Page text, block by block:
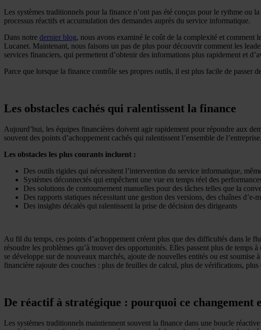
Les systèmes traditionnels pour la finance n’ont pas été conçus pour le rythme ou
processus réactifs et accumulation des demandes auprès du service informatique.
Dans notre dernier blog, nous avons examiné le coût de la complexité et comment
Lucanet. Maintenant, nous faisons un pas de plus pour découvrir comment les
services financiers, qui permettent d’obtenir des informations plus rapidement et
Parce que lorsque la finance contrôle ses propres outils, il est plus facile de passer
Les obstacles cachés qui ralentissent la finance
Aujourd’hui, les équipes financières doivent agir rapidement pour répondre aux
souvent des points d’achoppement cachés qui ralentissent l’ensemble de l’entreprise.
Les obstacles les plus courants incluent :
Des outils rigides qui nécessitent l’intervention du service informatique,
Systèmes déconnectés qui empêchent une vue en temps réel des
Des solutions de contournement manuelles pour des tâches telles que la
Des rapports statiques nécessitant une gestion des versions, des chaînes d’e-
Des insights décalés qui ralentissent la prise de décision des dirigeants
Au fil du temps, ces points d’achoppement créent plus que des difficultés dans le
résoudre les problèmes qu’à trouver des opportunités. Elles passent plus de temps
se développe sur de nouveaux marchés, ajoute de nouvelles entités ou est
financière rajoute des couches : plus de feuilles de calcul, plus de vérifications,
De réactif à stratégique : pourquoi ce changement
Les systèmes traditionnels maintiennent souvent la finance dans une boucle